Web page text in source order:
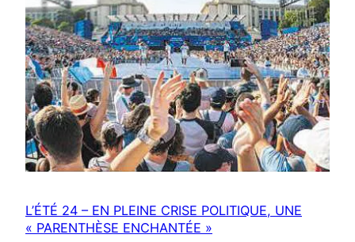
L’ÉTÉ 24 – EN PLEINE CRISE POLITIQUE, UNE
« PARENTHÈSE ENCHANTÉE »